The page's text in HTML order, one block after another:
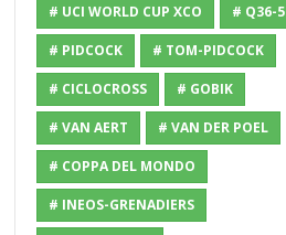
# UCI WORLD CUP XCO # Q36-5
# PIDCOCK # TOM-PIDCOCK
# CICLOCROSS # GOBIK
# VAN AERT # VAN DER POEL
# COPPA DEL MONDO
# INEOS-GRENADIERS